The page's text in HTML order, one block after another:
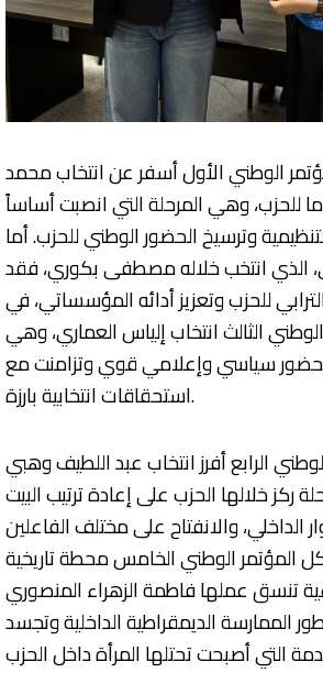
الوطني الأول أسفر عن انتخاب محمد
للحزب، وهي المرحلة التي انصبت أساساً
وترسيخ الحضور الوطني للحزب. أما
الذي انتخب خلاله مصطفى بكوري، فقد
للحزب وتعزيز أدائه المؤسساتي، في
الثالث انتخاب إلياس العماري، وهي
سياسي وإعلامي قوي وتزامنت مع
استحقاقات انتخابية بارزة.
الرابع أفرز انتخاب عبد اللطيف وهبي
ركز خلالها الحزب على إعادة ترتيب البيت
الداخلي، والانفتاح على مختلف الفاعلين
المؤتمر الوطني الخامس محطة تاريخية
تنسق عملها فاطمة الزهراء المنصوري
الديمقراطية الداخلية وتجسد